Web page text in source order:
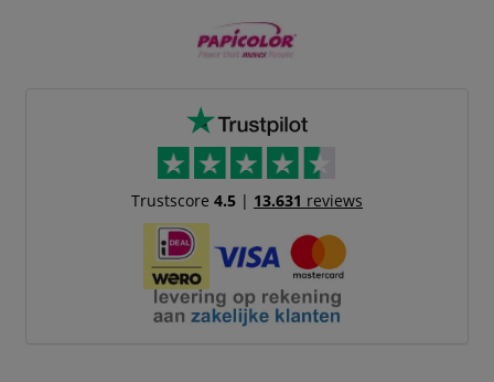
Trustscore 4.5| 13.631 reviews